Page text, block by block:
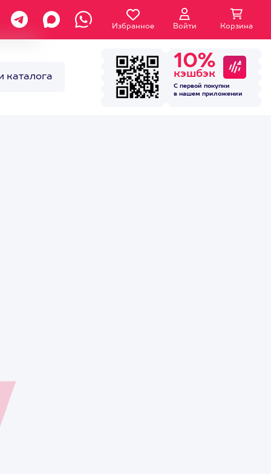
Избранное Войти Корзина
каталога
10%
кэшбэк
С первой покупки
в нашем приложении